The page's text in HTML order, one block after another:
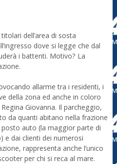
dell’area di sosta
dove si legge che dal
i battenti. Motivo? La
allarme tra i residenti, i
della zona ed anche in coloro
Giovanna. Il parcheggio,
da quanti abitano nella frazione
auto (la maggior parte di
e dai clienti dei numerosi
rappresenta anche l’unico
per chi si reca al mare.